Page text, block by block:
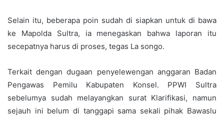
Selain itu, beberapa poin sudah di siapkan untuk di bawa
ke Mapolda Sultra, ia menegaskan bahwa laporan itu
secepatnya harus di proses, tegas La songo.
Terkait dengan dugaan penyelewengan anggaran Badan
Pengawas Pemilu Kabupaten Konsel. PPWI Sultra
sebelumya sudah melayangkan surat Klarifikasi, namun
sejauh ini belum di tanggapi sama sekali pihak Bawaslu